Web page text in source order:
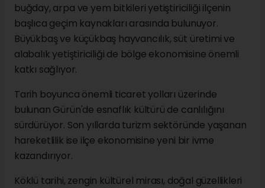
buğday, arpa ve yem bitkileri yetiştiriciliği ilçenin
başlıca geçim kaynakları arasında bulunuyor.
Büyükbaş ve küçükbaş hayvancılık, süt üretimi ve
alabalık yetiştiriciliği de bölge ekonomisine önemli
katkı sağlıyor.
Tarih boyunca önemli ticaret yolları üzerinde
bulunan Gürün'de esnaflık kültürü de canlılığını
sürdürüyor. Son yıllarda turizm sektöründe yaşanan
hareketlilik ise ilçe ekonomisine yeni bir ivme
kazandırıyor.
Köklü tarihi, zengin kültürel mirası, doğal güzellikleri